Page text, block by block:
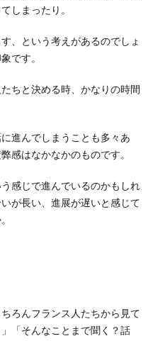
しまったり。
、という考えがあるのでしょ
です。
ちと決める時、かなりの時間
進んでしまうことも多々あ
感はなかなかのものです。
感じで進んでいるのかもしれ
が長い、進展が遅いと感じて
ろんフランス人たちから見て
「そんなことまで聞く？話